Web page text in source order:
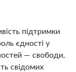
підтримки
єдності у
— свободи,
свідомих